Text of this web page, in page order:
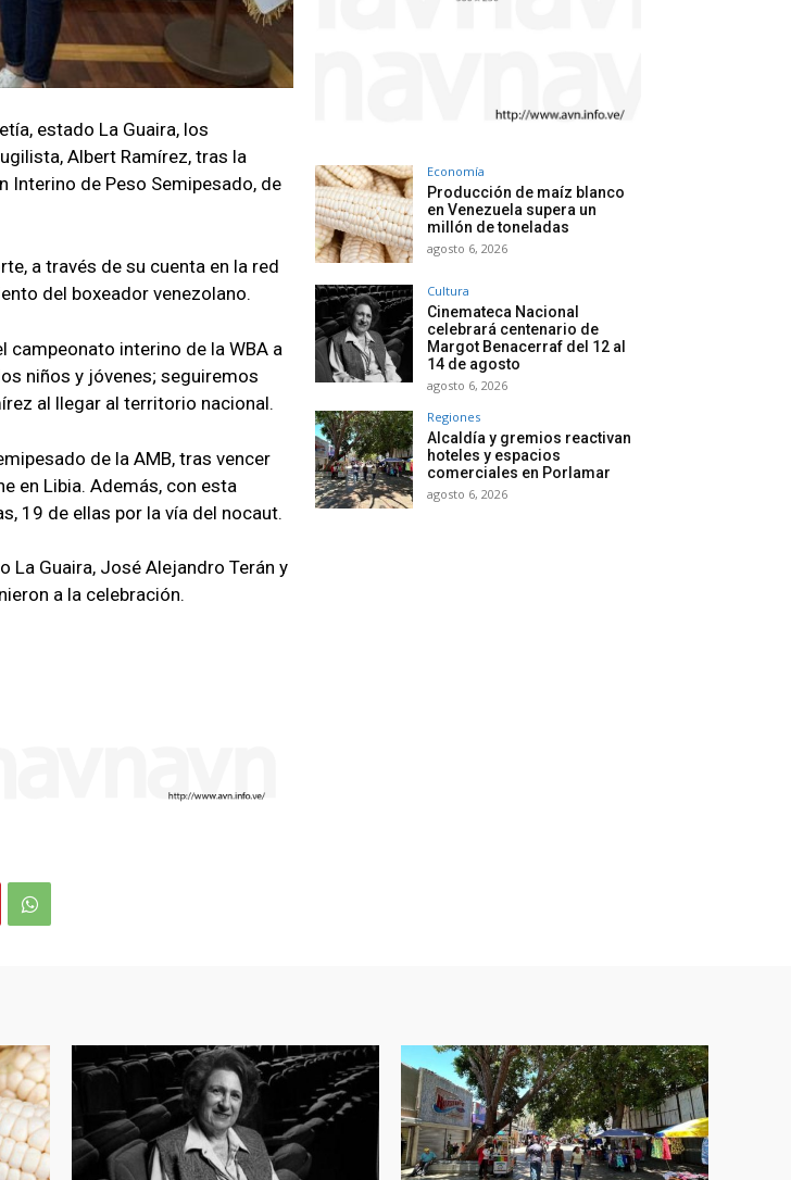
estado La Guaira, los
Albert Ramírez, tras la
de Peso Semipesado, de
a través de su cuenta en la red
del boxeador venezolano.
campeonato interino de la WBA a
niños y jóvenes; seguiremos
al llegar al territorio nacional.
de la AMB, tras vencer
en Libia. Además, con esta
19 de ellas por la vía del nocaut.
La Guaira, José Alejandro Terán y
a la celebración.
Economía
Producción de maíz blanco
en Venezuela supera un
millón de toneladas
agosto 6, 2026
Cultura
Cinemateca Nacional
celebrará centenario de
Margot Benacerraf del 12 al
14 de agosto
agosto 6, 2026
Regiones
Alcaldía y gremios reactivan
hoteles y espacios
comerciales en Porlamar
agosto 6, 2026